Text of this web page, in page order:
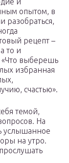
опытом, в
разобраться,
рецепт –
то и
выберешь
избранная
счастью».
темой,
На
услышанное
на утро.